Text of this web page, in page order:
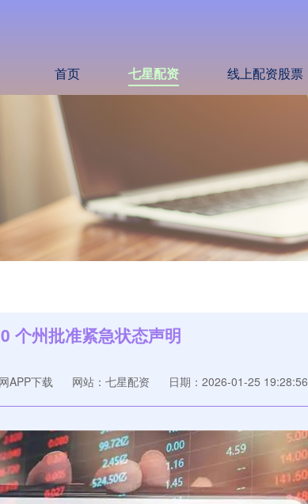
首页 七星配资 线上配资股票
个州批准紧急状态声明
APP下载 网站：七星配资 日期：2026-01-25 19:28:56